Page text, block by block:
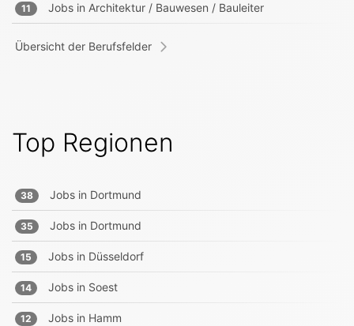
11 Jobs in Architektur / Bauwesen / Bauleiter
Übersicht der Berufsfelder
Top Regionen
38 Jobs in Dortmund
35 Jobs in Dortmund
15 Jobs in Düsseldorf
14 Jobs in Soest
12 Jobs in Hamm